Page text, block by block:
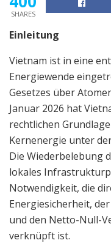
SHARES
Einleitung
Vietnam ist in eine
Energiewende
Gesetzes über
Januar 2026 hat
rechtlichen
Kernenergie unter
Die Wiederbelebung
lokales
Notwendigkeit, die
Energiesicherheit,
und den Netto-Null-
verknüpft ist.